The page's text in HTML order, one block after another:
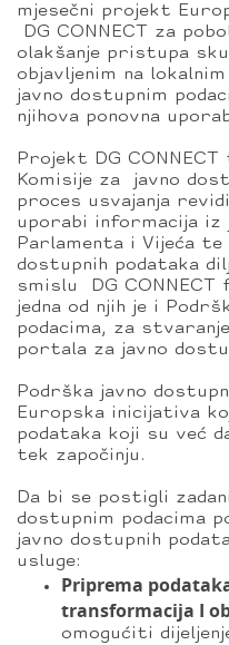
mjesečni projekt
DG CONNECT za
olakšanje pristupa
objavljenim na
javno dostupnim
njihova ponovna
Projekt DG
Komisije za javno
proces usvajanja
uporabi informacija
Parlamenta i Vijeća
dostupnih podataka
smislu DG
jedna od njih je i
podacima, za
portala za javno
Podrška javno
Europska inicijativa
podataka koji su već
tek započinju.
Da bi se postigli
dostupnim podacima
javno dostupnih
usluge:
Priprema
transformacija I
omogućiti